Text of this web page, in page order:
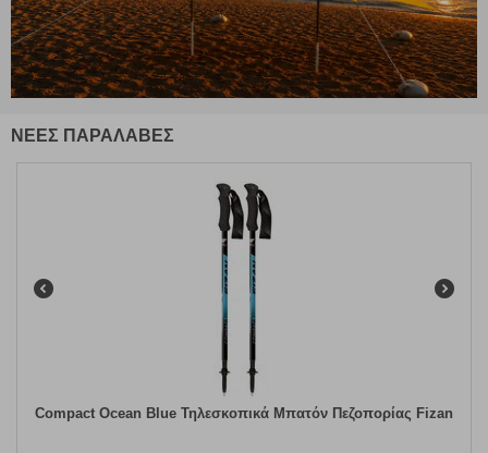
ΝΕΕΣ ΠΑΡΑΛΑΒΕΣ
Compact Ocean Blue Τηλεσκοπικά Μπατόν Πεζοπορίας Fizan